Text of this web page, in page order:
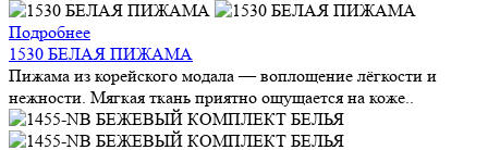
Подробнее
1530 БЕЛАЯ ПИЖАМА
Пижама из корейского модала — воплощение лёгкости и
нежности. Мягкая ткань приятно ощущается на коже..